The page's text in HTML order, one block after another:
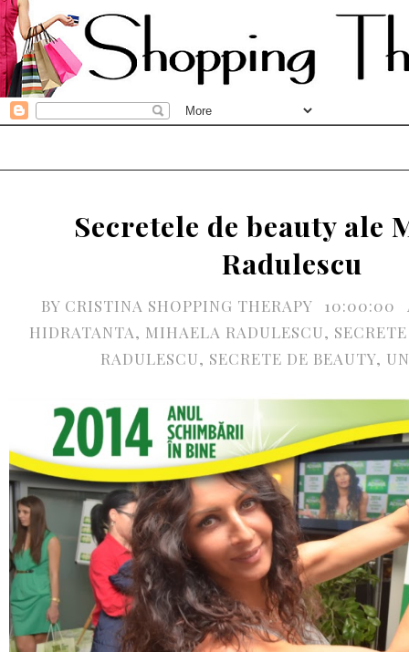
Secretele de beauty ale
Radulescu
BY CRISTINA SHOPPING THERAPY 10:00:00
HIDRATANTA, MIHAELA RADULESCU,
RADULESCU, SECRETE DE BEAUTY,